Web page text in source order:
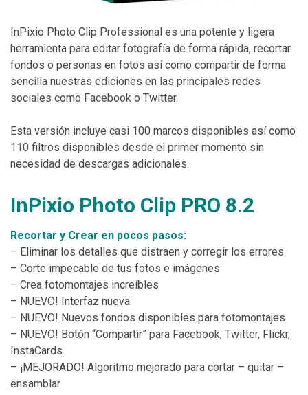
InPixio Photo Clip Professional es una potente y ligera
herramienta para editar fotografía de forma rápida, recortar
fondos o personas en fotos así como compartir de forma
sencilla nuestras ediciones en las principales redes
sociales como Facebook o Twitter.
Esta versión incluye casi 100 marcos disponibles así como
110 filtros disponibles desde el primer momento sin
necesidad de descargas adicionales.
InPixio Photo Clip PRO 8.2
Recortar y Crear en pocos pasos:
– Eliminar los detalles que distraen y corregir los errores
– Corte impecable de tus fotos e imágenes
– Crea fotomontajes increíbles
– NUEVO! Interfaz nueva
– NUEVO! Nuevos fondos disponibles para fotomontajes
– NUEVO! Botón “Compartir” para Facebook, Twitter, Flickr,
InstaCards
– ¡MEJORADO! Algoritmo mejorado para cortar – quitar –
ensamblar